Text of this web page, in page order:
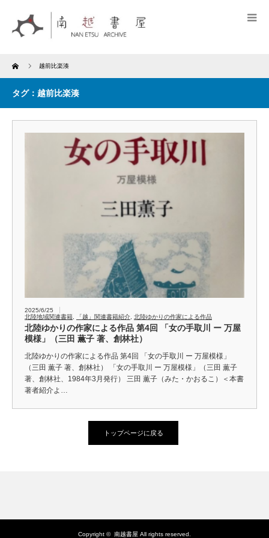
Home 越前比楽湊
タグ：越前比楽湊
2025/6/25
北陸地域関連書籍
「越」関連書籍紹介 北陸ゆかりの作家による作品
北陸ゆかりの作家による作品 第4回 「女の手取川 ー 万屋
模様」（三田 薫子 著、創林社）
北陸ゆかりの作家による作品 第4回 「女の手取川 ー 万屋模様」
（三田 薫子 著、創林社） 「女の手取川 ー 万屋模様」（三田 薫子
著、創林社、1984年3月発行） 三田 薫子（みた・かおるこ）＜本書
著者紹介よ…
トップページに戻る
Copyright © 南越書屋 All rights reserved.